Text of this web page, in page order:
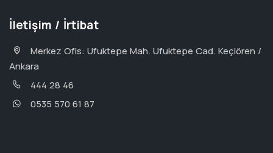
İletişim / İrtibat
Merkez Ofis: Ufuktepe Mah. Ufuktepe Cad. Keçiören /
Ankara
444 28 46
0535 570 61 87